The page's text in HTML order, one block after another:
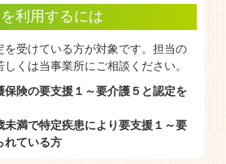
利用するには
受けている方が対象です。担当の
くは当事業所にご相談ください。
険の要支援１～要介護５と認定を
満で特定疾患により要支援１～要
れている方